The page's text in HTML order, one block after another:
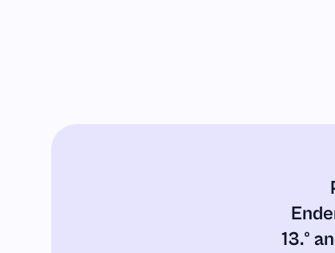
13.º